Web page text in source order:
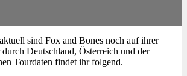
sind Fox and Bones noch auf ihrer
Deutschland, Österreich und der
Tourdaten findet ihr folgend.